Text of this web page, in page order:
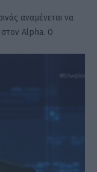
αναμένεται να
στον Alpha. Ο